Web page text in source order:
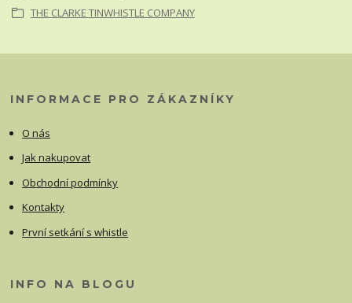
THE CLARKE TINWHISTLE COMPANY
INFORMACE PRO ZÁKAZNÍKY
O nás
Jak nakupovat
Obchodní podmínky
Kontakty
První setkání s whistle
INFO NA BLOGU